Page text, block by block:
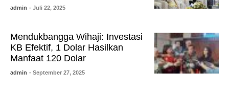
admin - Juli 22, 2025
Mendukbangga Wihaji: Investasi
KB Efektif, 1 Dolar Hasilkan
Manfaat 120 Dolar
admin - September 27, 2025